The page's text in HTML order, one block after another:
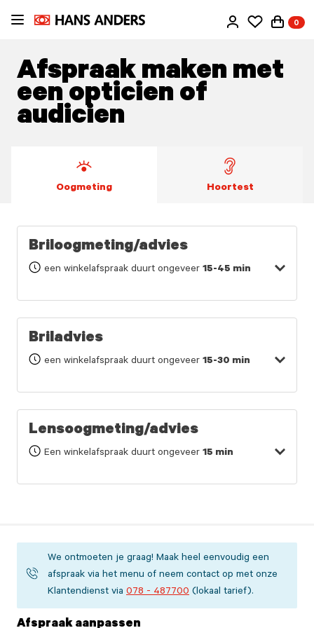
Ga
inhoud
0
Afspraak maken met
een opticien of
audicien
Oogmeting Hoortest
Briloogmeting/advies
een winkelafspraak duurt ongeveer 15-45 min
Briladvies
een winkelafspraak duurt ongeveer 15-30 min
Lensoogmeting/advies
Een winkelafspraak duurt ongeveer 15 min
We ontmoeten je graag! Maak heel eenvoudig een
afspraak via het menu of neem contact op met onze
Klantendienst via 078 - 487700 (lokaal tarief).
Afspraak aanpassen